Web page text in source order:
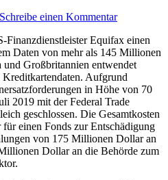
Schreibe einen Kommentar
Finanzdienstleister Equifax einen
Daten von mehr als 145 Millionen
Großbritannien entwendet
Aufgrund
in Höhe von 70
2019 mit der Federal Trade
geschlossen. Die Gesamtkosten
einen Fonds zur Entschädigung
von 175 Millionen Dollar an
Dollar an die Behörde zum